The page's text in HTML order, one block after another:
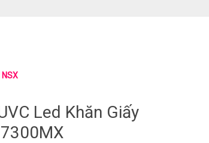
NSX
Led Khăn Giấy